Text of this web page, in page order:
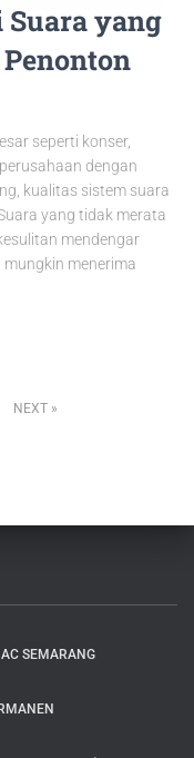
yang
seperti konser,
dengan
kualitas sistem suara
yang tidak merata
mendengar
menerima
NEXT
SEMARANG